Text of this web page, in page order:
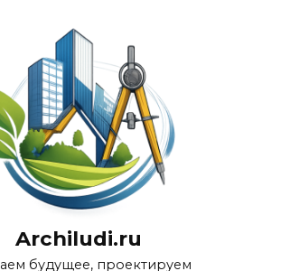
Archiludi.ru
будущее, проектируем